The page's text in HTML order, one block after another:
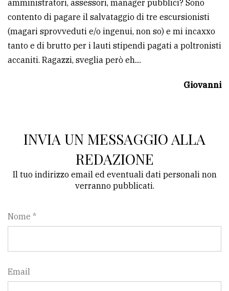
Cerca
per
comune
Ricerca
TESTATE
PRIVACY
policy
Cookie
amministratori, assessori, manager pubblici? Sono
contento di pagare il salvataggio di tre escursionisti
(magari sprovveduti e/o ingenui, non so) e mi incaxxo
tanto e di brutto per i lauti stipendi pagati a poltronisti
accaniti. Ragazzi, sveglia però eh....
Giovanni
INVIA UN MESSAGGIO ALLA
REDAZIONE
Il tuo indirizzo email ed eventuali dati personali non
verranno pubblicati.
Nome *
Email